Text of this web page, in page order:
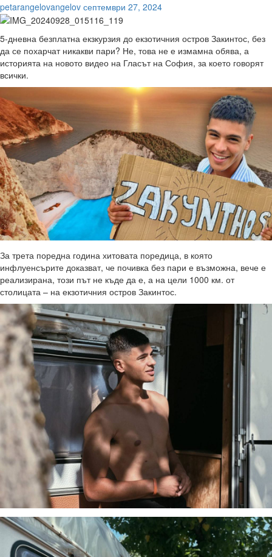
petarangelovangelov септември 27, 2024
5-дневна безплатна екзкурзия до екзотичния остров Закинтос, без
да се похарчат никакви пари? Не, това не е измамна обява, а
историята на новото видео на Гласът на София, за което говорят
всички.
За трета поредна година хитовата поредица, в която
инфлуенсърите доказват, че почивка без пари е възможна, вече е
реализирана, този път не къде да е, а на цели 1000 км. от
столицата – на екзотичния остров Закинтос.